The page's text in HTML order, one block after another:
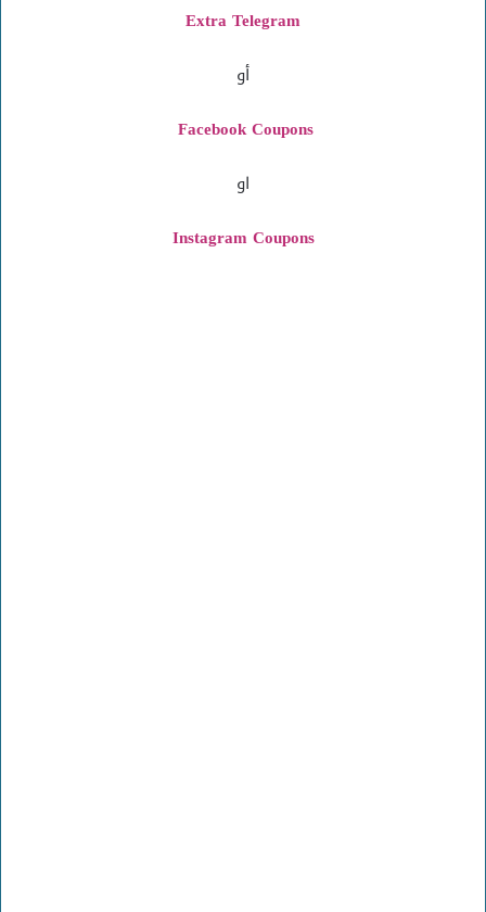
Extra Telegram
أو
Facebook Coupons
او
Coupons
Instagram